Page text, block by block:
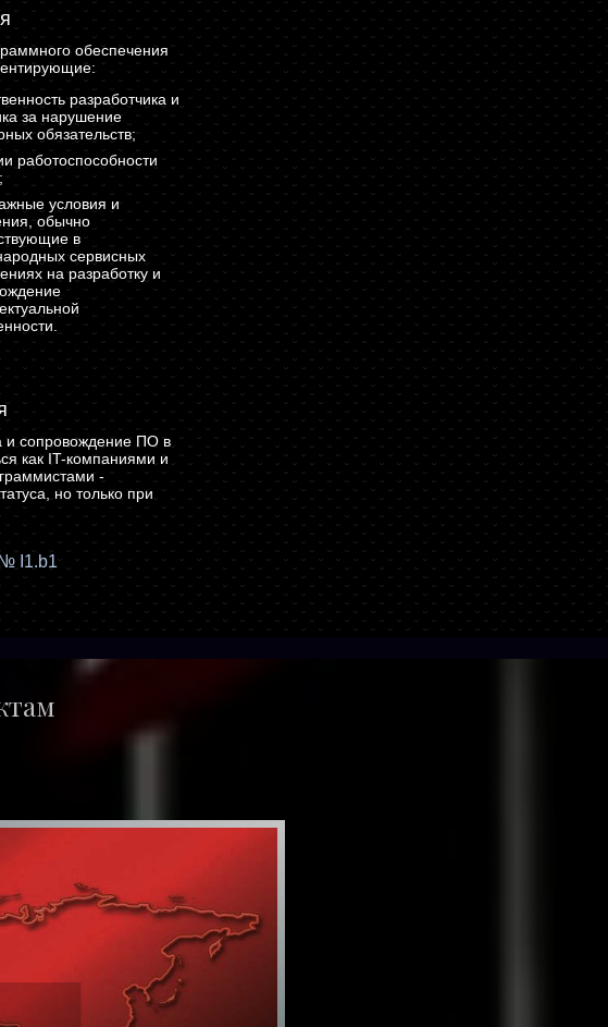
обеспечения
разработчика и
за нарушение
обязательств;
работоспособности
условия и
обычно
в
сервисных
на разработку и
и сопровождение ПО в
как IT-компаниями и
-
но только при
I1.b1